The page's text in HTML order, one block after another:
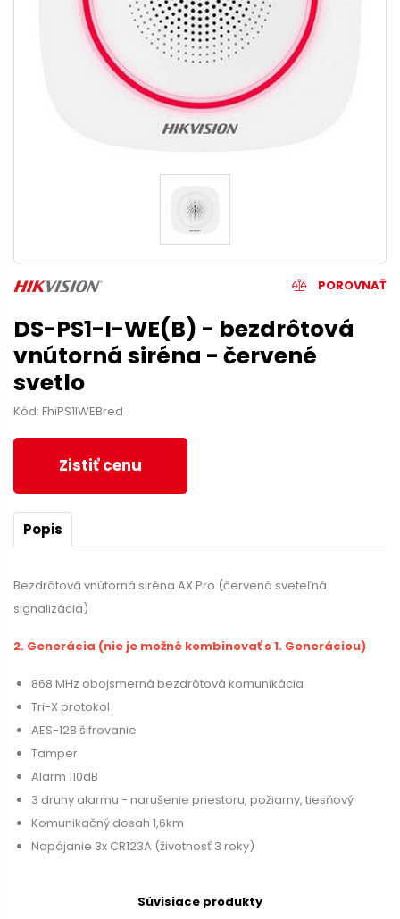
POROVNAŤ
DS-PS1-I-WE(B) - bezdrôtová
vnútorná siréna - červené
svetlo
Kód: FhiPS1IWEBred
Zistiť cenu
Popis
Bezdrôtová vnútorná siréna AX Pro (červená sveteľná
signalizácia)
2. Generácia (nie je možné kombinovať s 1. Generáciou)
868 MHz obojsmerná bezdrôtová komunikácia
Tri-X protokol
AES-128 šifrovanie
Tamper
Alarm 110dB
3 druhy alarmu - narušenie priestoru, požiarny, tiesňový
Komunikačný dosah 1,6km
Napájanie 3x CR123A (životnosť 3 roky)
Súvisiace produkty